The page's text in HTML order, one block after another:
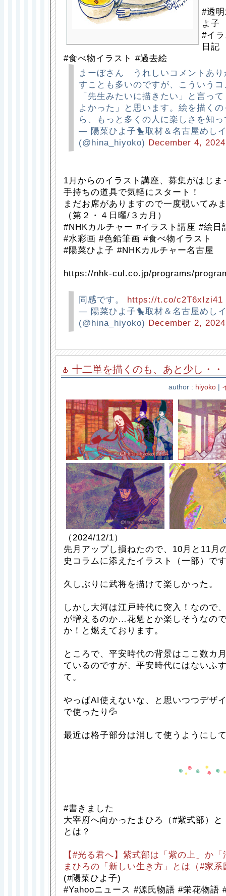
#透
よ子
#イ
日記
#食べ物イラスト #過去絵
まーぼさん うれしいコメントあり
すことも多いのですが、こういう
「先生みたいに描きたい」と言っ
よかった」と思います。絵を描く
ら、もっと多くの人に楽しさを知
— 陽菜ひよ子🐤取材＆名古屋めし
(@hina_hiyoko) December 4, 2024
1月からのイラスト講座、募集がはじま
手持ちの道具で気軽にスタート！
まだお席がありますので一度覗いてみ
（第２・４日曜/３カ月）
#NHKカルチャー #イラスト講座 #絵日
#水彩画 #色鉛筆画 #食べ物イラスト
#陽菜ひよ子 #NHKカルチャー名古屋
https://nhk-cul.co.jp/programs/
同感です。 https://t.co/c2T6xIzi41
— 陽菜ひよ子🐤取材＆名古屋めし
(@hina_hiyoko) December 2, 2024
十二単を描くのも、あと少し・・
author : hiyoko
（2024/12/1）
先月アップし損ねたので、10月と11月
史コラムに添えたイラスト（一部）で
久しぶりに武将を描けて楽しかった。
しかし大河は江戸時代に突入！なので
が増えるのか…花魁とか楽しそうなの
か！と燃えております。
ところで、平安時代の背景はここ数カ
ているのですが、平安時代にはないふ
て。
やっぱAI使えないな、と思いつつデザ
で使ったり💦
最近は格子部分は消して使うようにし
#書きました
大宰府へ向かったまひろ（#紫式部）
とは？
【#光る君へ】紫式部は「紫の上」か
まひろの「新しい生き方」とは（#家
(#陽菜ひよ子)
#Yahooニュース #源氏物語 #栄花物語